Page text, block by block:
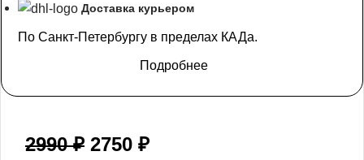
Доставка курьером
По Санкт-Петербургу в пределах КАДа.
Подробнее
2990₽ 2750 ₽